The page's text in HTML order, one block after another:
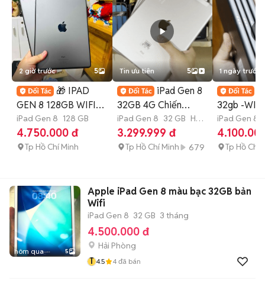
2 giờ trước 5
🎁 IPAD
GEN 8 128GB WIFI
ZIN ALL 100% NEW
98.5 99%
iPad Gen 8 128 GB
4.750.000 đ
Tp Hồ Chí Minh
Tin ưu tiên 5
iPad Gen 8
32GB 4G Chiến
Game Ngon IOS 26
Siêu Rẻe
iPad Gen 8 32 GB Hết
bảo hành
3.299.999 đ
Tp Hồ Chí Minh 679
1 ngày trước
32gb -
99%..zin
iPad Gen 8
tháng
Tp Hồ Chí
hôm qua 5
Apple iPad Gen 8 màu bạc 32GB bản
Wifi
iPad Gen 8 32 GB 3 tháng
4.500.000 đ
Hải Phòng
T 4.5 4 đã bán